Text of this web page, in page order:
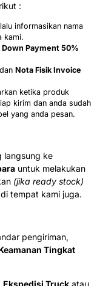
:
informasikan nama
kami.
Down Payment 50%
dan Nota Fisik Invoice
ketika produk
kirim dan anda sudah
yang anda pesan.
langsung ke
untuk melakukan
(jika ready stock)
tempat kami juga.
pengiriman,
Tingkat
Ekspedisi Truck atau